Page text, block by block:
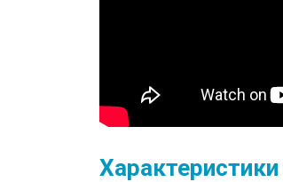
Характеристики